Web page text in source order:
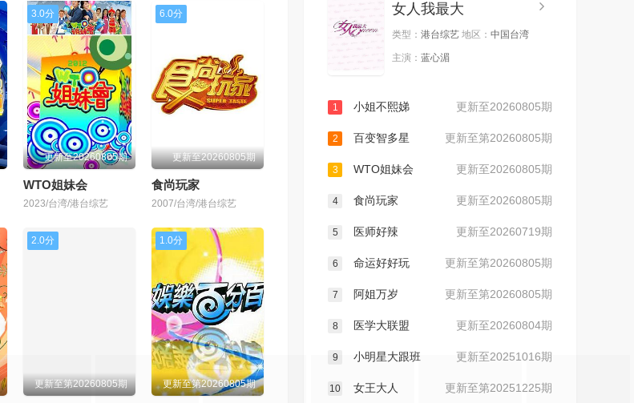
20231018 20231019
20231031 20231101
20231107 20231108
20231109 20231110
3.0分
更新至20260805期
WTO姐妹会
2023/台湾/港台综艺
6.0分
更新至20260805期
食尚玩家
2007/台湾/港台综艺
2.0分
更新至第20260805期
1.0分
更新至第20260805期
女人我最大
类型： 港台综艺 地区： 中国台湾
主演： 蓝心湄
更新至20260805期
1 小姐不熙娣
更新至第20260805期
2 百变智多星
更新至20260805期
3 WTO姐妹会
更新至20260805期
4 食尚玩家
更新至20260719期
5 医师好辣
更新至第20260805期
6 命运好好玩
更新至第20260805期
7 阿姐万岁
更新至20260804期
8 医学大联盟
更新至20251016期
9 小明星大跟班
更新至第20251225期
10 女王大人